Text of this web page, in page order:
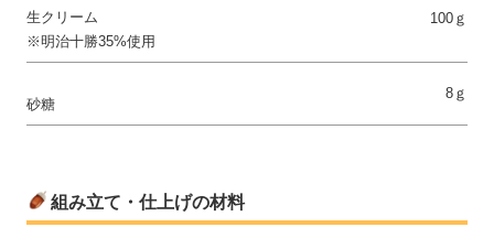
生クリーム
※明治十勝35%使用
100ｇ
砂糖
8ｇ
組み立て・仕上げの材料